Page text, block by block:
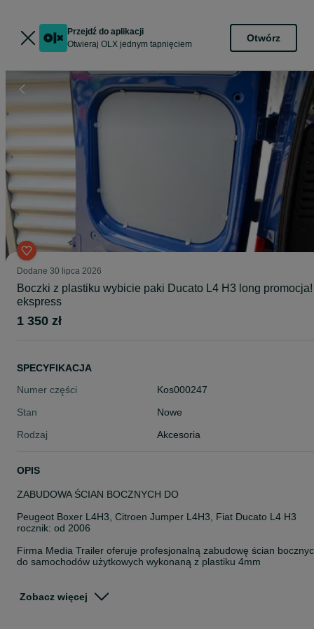
Przejdź do aplikacji
Otwieraj OLX jednym tapnięciem
Otwórz
Dodane 30 lipca 2026
Boczki z plastiku wybicie paki Ducato L4 H3 long promocja!
ekspress
1 350 zł
SPECYFIKACJA
Numer części
Kos000247
Stan
Nowe
Rodzaj
Akcesoria
OPIS
ZABUDOWA ŚCIAN BOCZNYCH DO
Peugeot Boxer L4H3, Citroen Jumper L4H3, Fiat Ducato L4 H3
rocznik: od 2006
Firma Media Trailer oferuje profesjonalną zabudowę ścian
do samochodów użytkowych wykonaną z plastiku 4mm
Zobacz więcej